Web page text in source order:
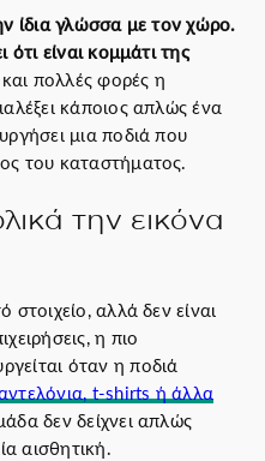
ίδια γλώσσα με τον χώρο.
ότι είναι κομμάτι της
και πολλές φορές η
κάποιος απλώς ένα
μια ποδιά που
του καταστήματος.
την εικόνα
αλλά δεν είναι
η πιο
όταν η ποδιά
t-shirts ή άλλα
δεν δείχνει απλώς
αισθητική.